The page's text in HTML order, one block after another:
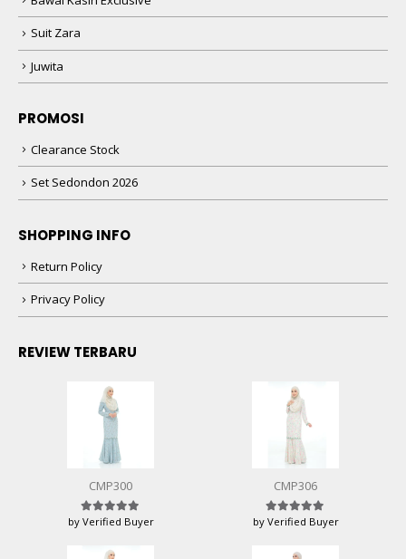
Suit Zara
Juwita
PROMOSI
Clearance Stock
Set Sedondon 2026
SHOPPING INFO
Return Policy
Privacy Policy
REVIEW TERBARU
CMP300
Rated5 out of 5
by Verified Buyer
CMP306
Rated5 out of 5
by Verified Buyer